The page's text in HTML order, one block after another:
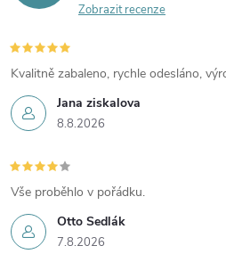
Zobrazit recenze
Jana ziskalova
8.8.2026
Kvalitně zabaleno, rychle odesláno,
Otto Sedlák
7.8.2026
Vše proběhlo v pořádku.